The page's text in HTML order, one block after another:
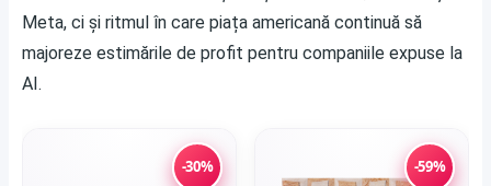
Meta, ci și ritmul în care piața americană continuă să
majoreze estimările de profit pentru companiile expuse la
AI.
-30% -59%